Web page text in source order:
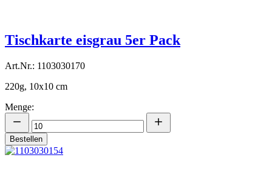
Tischkarte eisgrau 5er Pack
Art.Nr.: 1103030170
220g, 10x10 cm
Menge:
Bestellen